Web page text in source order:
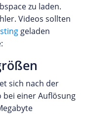
zu laden.
Videos sollten
geladen
sich nach der
bei einer Auflösung